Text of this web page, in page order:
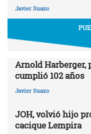
Javier Suazo
Arnold Harberger,
cumplió 102 años
Javier Suazo
JOH, volvió hijo
cacique Lempira